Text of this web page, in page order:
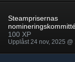
Steamprisernas
100 XP
Upplåst 24 nov, 2025 @